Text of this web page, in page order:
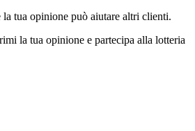
tua opinione può aiutare altri clienti.
la tua opinione e partecipa alla lotteria